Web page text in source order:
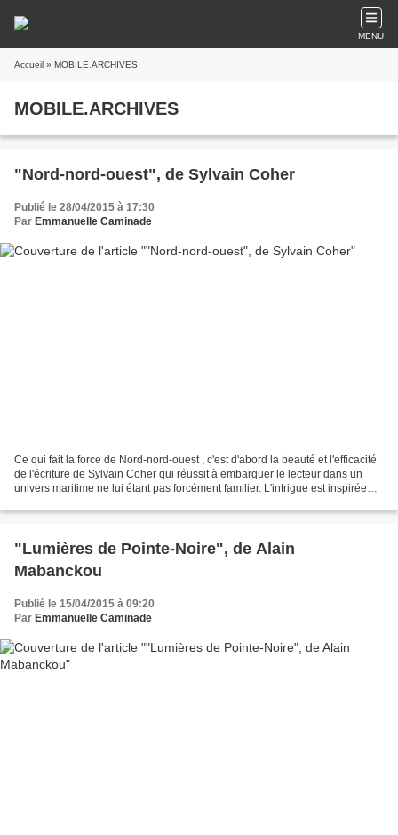
MENU
Accueil » MOBILE.ARCHIVES
MOBILE.ARCHIVES
"Nord-nord-ouest", de Sylvain Coher
Publié le 28/04/2015 à 17:30
Par Emmanuelle Caminade
Ce qui fait la force de Nord-nord-ouest , c'est d'abord la beauté et l'efficacité
de l'écriture de Sylvain Coher qui réussit à embarquer le lecteur dans un
univers maritime ne lui étant pas forcément familier. L'intrigue est inspirée
"Lumières de Pointe-Noire", de Alain
Mabanckou
Publié le 15/04/2015 à 09:20
Par Emmanuelle Caminade